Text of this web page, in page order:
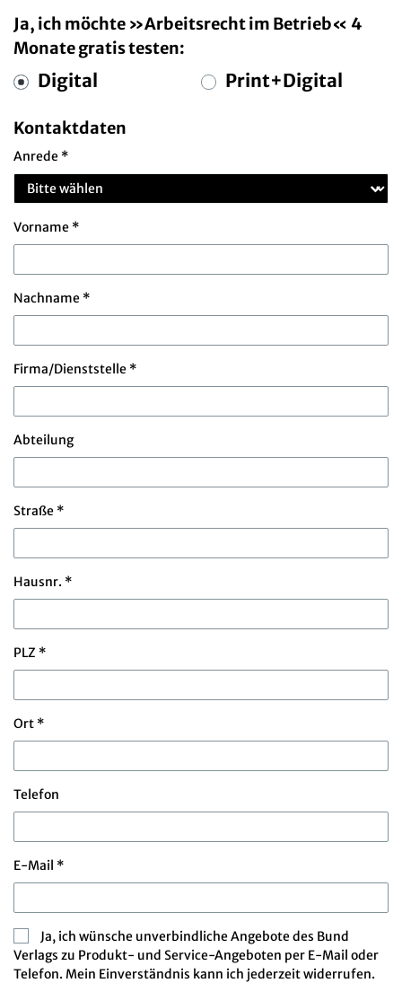
Ja, ich möchte »Arbeitsrecht im Betrieb« 4
Monate gratis testen:
Digital Print+Digital
Kontaktdaten
Anrede *
Vorname *
Nachname *
Firma/Dienststelle *
Abteilung
Straße *
Hausnr. *
PLZ *
Ort *
Telefon
E-Mail *
Verlags zu Produkt- und Service-Angeboten per E-Mail oder
Telefon. Mein Einverständnis kann ich jederzeit widerrufen.